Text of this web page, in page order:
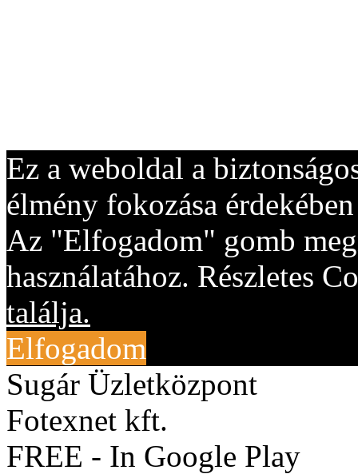
Ez a weboldal a
élmény fokozása
Az "Elfogadom" gomb
használatához. Részletes
találja.
Elfogadom
Sugár Üzletközpont
Fotexnet kft.
FREE - In Google Play